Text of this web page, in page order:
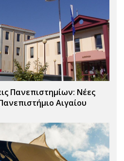
Πανεπιστημίων: Νέες
Αιγαίου